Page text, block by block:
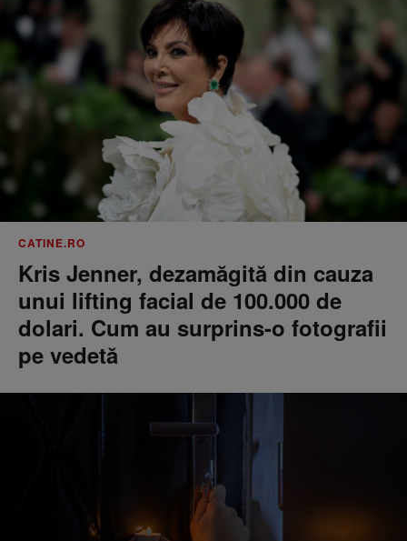
CATINE.RO
Kris Jenner, dezamăgită din cauza
unui lifting facial de 100.000 de
dolari. Cum au surprins-o fotografii
pe vedetă